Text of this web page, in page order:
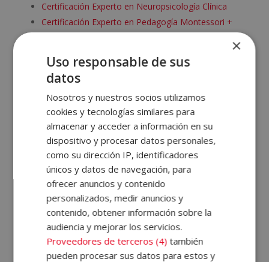
Certificación Experto en Neuropsicología Clínica
Certificación Experto en Pedagogía Montessori +
Certificación Experto en Coaching Personal y
Programación Neurolingüística
Experto en Trastorno por Déficit de Atención e
Hiperactividad
Certificación Experto de Auxiliar de Educación Infantil y
Jardín de Infancia (Actualizado 2019) + Certificación
Experto en Coach e Inteligencia Emocional Infantil y
Juvenil (Doble Titulación)
Máster de Ocio y Tiempo Libre Infantil y Juvenil +
Máster en Coordinador/Director Monitores + Máster
Coaching Infantil y Juvenil – Triple Titulación –
Certificación Experto en Psicología Holística +
Certificación Experto en Coaching (Doble Titulación) –
×
Uso responsable de sus
datos
Nosotros y nuestros socios utilizamos
cookies y tecnologías similares para
almacenar y acceder a información en su
dispositivo y procesar datos personales,
como su dirección IP, identificadores
únicos y datos de navegación, para
ofrecer anuncios y contenido
personalizados, medir anuncios y
contenido, obtener información sobre la
audiencia y mejorar los servicios.
Proveedores de terceros (4) también
pueden procesar sus datos para estos y